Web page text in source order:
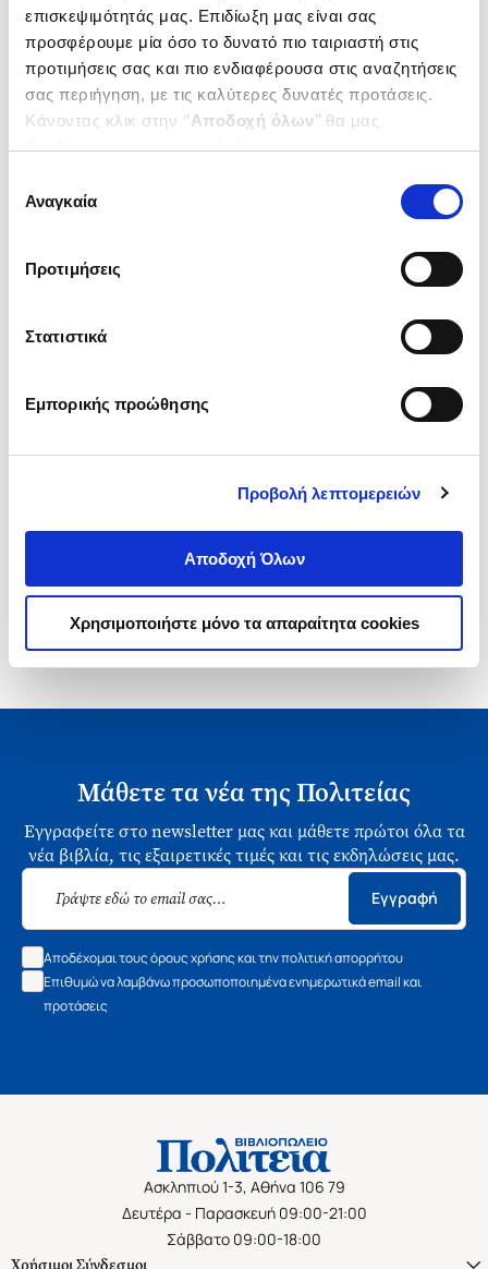
επισκεψιμότητάς μας. Επιδίωξη μας είναι σας
προσφέρουμε μία όσο το δυνατό πιο ταιριαστή στις
προτιμήσεις σας και πιο ενδιαφέρουσα στις αναζητήσεις
σας περιήγηση, με τις καλύτερες δυνατές προτάσεις.
Κάνοντας κλικ στην ‘’Αποδοχή όλων’’ θα μας
βοηθήσετε να ανταποκριθούμε στα παραπάνω.
ενδιαφέρουν και να επιλέξετε από τα παρακάτω με την
΄΄και να ενημερωθείτε σχετικά με
συγκατάθεσης
Αναγκαία
Προτιμήσεις
Στατιστικά
Εμπορικής προώθησης
Προβολή λεπτομερειών
Αποδοχή Όλων
Χρησιμοποιήστε μόνο τα απαραίτητα cookies
Guides: La haine
1-1 από 1 προϊόντα
Μάθετε τα νέα της Πολιτείας
Εγγραφείτε στο newsletter μας και μάθετε πρώτοι όλα τα
νέα βιβλία, τις εξαιρετικές τιμές και τις εκδηλώσεις μας.
Εγγραφή
Αποδέχομαι τους όρους χρήσης και την πολιτική απορρήτου
Επιθυμώ να λαμβάνω προσωποποιημένα ενημερωτικά email και
προτάσεις
Ασκληπιού 1-3, Αθήνα 106 79
Δευτέρα - Παρασκευή 09:00-21:00
Σάββατο 09:00-18:00